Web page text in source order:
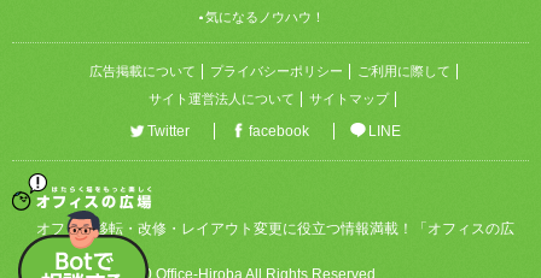
気になるノウハウ！
広告掲載について プライバシーポリシー
ご利用に際して
サイト運営法人について
サイトマップ
Twitter facebook LINE
オフィス移転・改修・レイアウト変更に役立つ情報満載！「オフィスの広
場」